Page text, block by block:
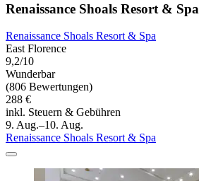
Renaissance Shoals Resort & Spa
Renaissance Shoals Resort & Spa
East Florence
9,2/10
Wunderbar
(806 Bewertungen)
288 €
inkl. Steuern & Gebühren
9. Aug.–10. Aug.
Renaissance Shoals Resort & Spa